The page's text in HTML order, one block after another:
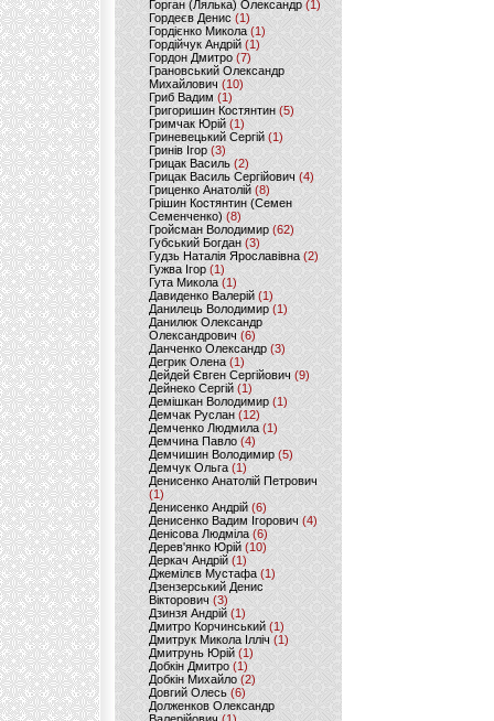
Горган (Лялька) Олександр(1)
Гордеєв Денис (1)
Гордієнко Микола (1)
Гордійчук Андрій (1)
Гордон Дмитро (7)
Грановський Олександр
Михайлович (10)
Гриб Вадим (1)
Григоришин Костянтин (5)
Гримчак Юрій(1)
Гриневецький Сергій(1)
Гринів Ігор (3)
Грицак Василь (2)
Грицак Василь Сергійович (4)
Гриценко Анатолій (8)
Грішин Костянтин (Семен
Семенченко)(8)
Гройсман Володимир(62)
Губський Богдан (3)
Гудзь Наталія Ярославівна(2)
Гужва Ігор (1)
Гута Микола (1)
Давиденко Валерій (1)
Данилець Володимир(1)
Данилюк Олександр
Олександрович (6)
Данченко Олександр (3)
Дегрик Олена(1)
Дейдей Євген Сергійович(9)
Дейнеко Сергій (1)
Демішкан Володимир(1)
Демчак Руслан (12)
Демченко Людмила (1)
Демчина Павло (4)
Демчишин Володимир (5)
Демчук Ольга(1)
Денисенко Анатолій Петрович
(1)
Денисенко Андрій (6)
Денисенко Вадим Ігорович (4)
Денісова Людміла(6)
Дерев'янко Юрій(10)
Деркач Андрій(1)
Джемілєв Мустафа (1)
Дзензерський Денис
Вікторович (3)
Дзинзя Андрій (1)
Дмитро Корчинський (1)
Дмитрук Микола Ілліч (1)
Дмитрунь Юрій (1)
Добкін Дмитро(1)
Добкін Михайло (2)
Довгий Олесь (6)
Долженков Олександр